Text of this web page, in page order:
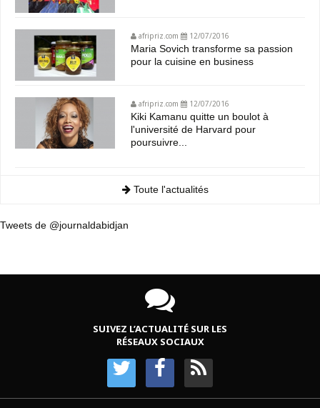
afripriz.com 12/07/2016
Maria Sovich transforme sa passion
pour la cuisine en business
afripriz.com 12/07/2016
Kiki Kamanu quitte un boulot à
l'université de Harvard pour
poursuivre...
Toute l'actualités
Tweets de @journaldabidjan
SUIVEZ L’ACTUALITÉ SUR LES
RÉSEAUX SOCIAUX